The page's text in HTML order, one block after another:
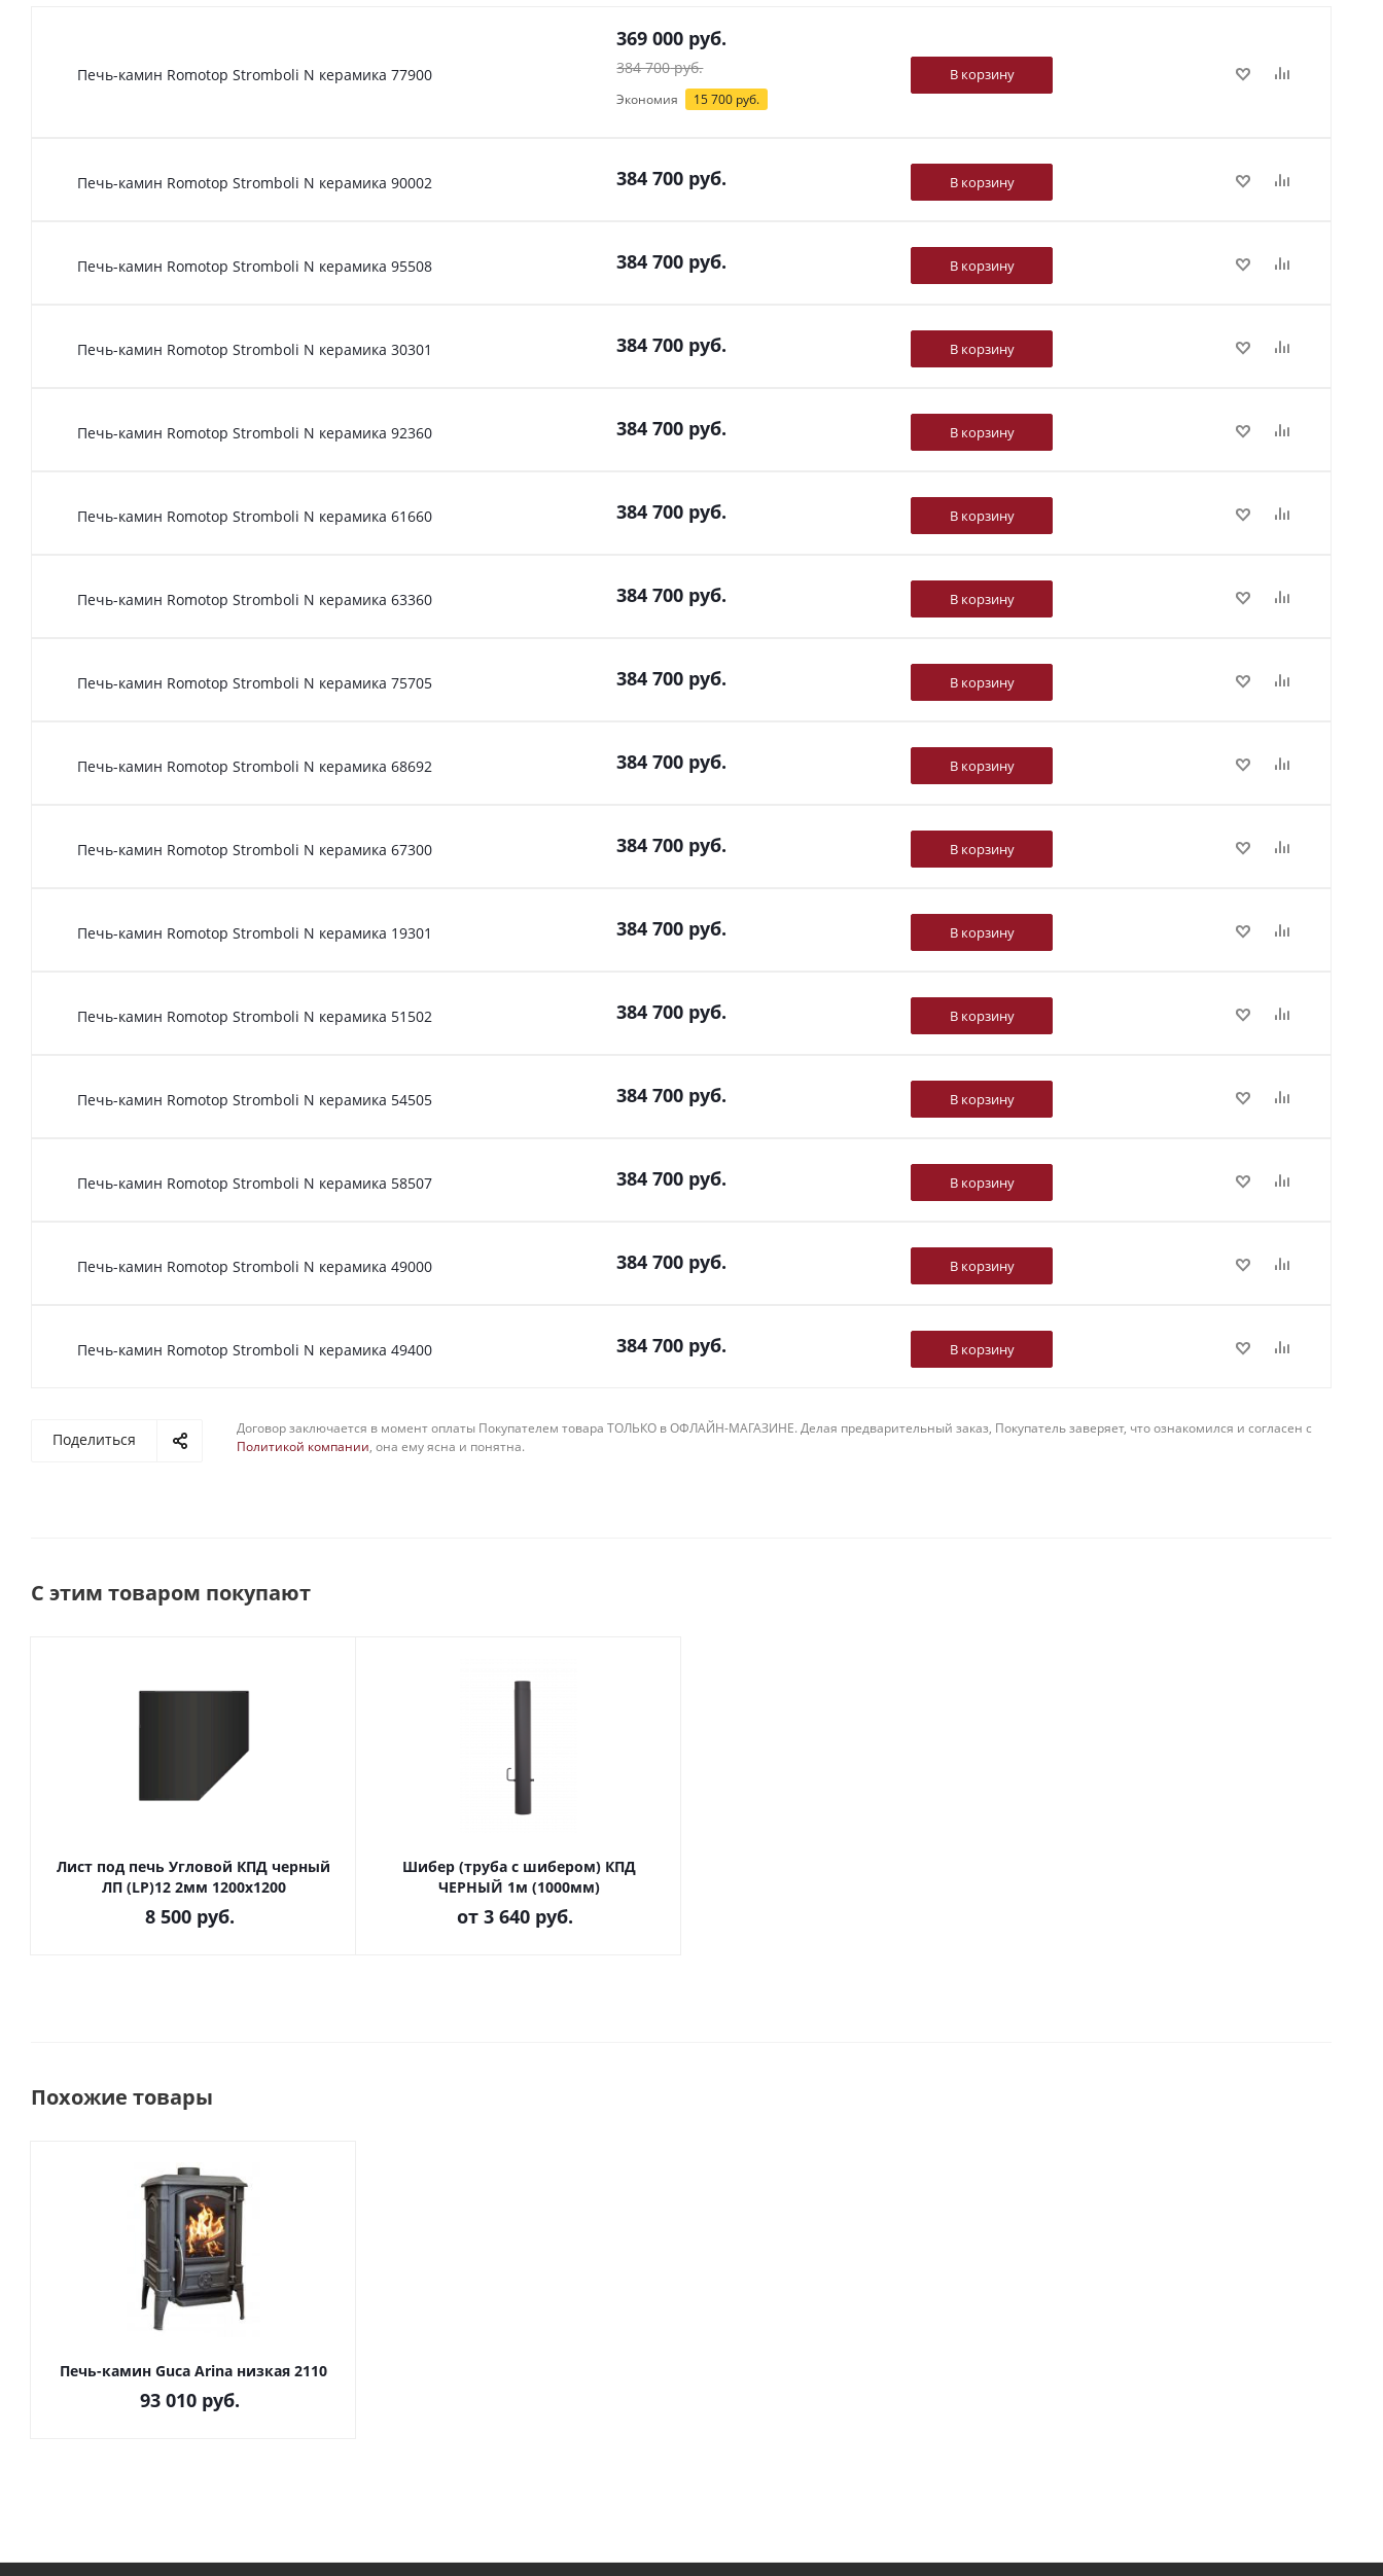
Печь-камин Romotop Stromboli N керамика 77900
369 000 руб.
384 700руб.
Экономия 15 700 руб.
В корзину
Печь-камин Romotop Stromboli N керамика 90002 384 700 руб. В корзину
Печь-камин Romotop Stromboli N керамика 95508 384 700 руб. В корзину
Печь-камин Romotop Stromboli N керамика 30301 384 700 руб. В корзину
Печь-камин Romotop Stromboli N керамика 92360 384 700 руб. В корзину
Печь-камин Romotop Stromboli N керамика 61660 384 700 руб. В корзину
Печь-камин Romotop Stromboli N керамика 63360 384 700 руб. В корзину
Печь-камин Romotop Stromboli N керамика 75705 384 700 руб. В корзину
Печь-камин Romotop Stromboli N керамика 68692 384 700 руб. В корзину
Печь-камин Romotop Stromboli N керамика 67300 384 700 руб. В корзину
Печь-камин Romotop Stromboli N керамика 19301 384 700 руб. В корзину
Печь-камин Romotop Stromboli N керамика 51502 384 700 руб. В корзину
Печь-камин Romotop Stromboli N керамика 54505 384 700 руб. В корзину
Печь-камин Romotop Stromboli N керамика 58507 384 700 руб. В корзину
Печь-камин Romotop Stromboli N керамика 49000 384 700 руб. В корзину
Печь-камин Romotop Stromboli N керамика 49400 384 700 руб. В корзину
Поделиться
Договор заключается в момент оплаты Покупателем товара ТОЛЬКО в ОФЛАЙН-МАГАЗИНЕ. Делая предварительный заказ, Покупатель заверяет, что ознакомился и согласен с
Политикой компании, она ему ясна и понятна.
С этим товаром покупают
Лист под печь Угловой КПД черный
ЛП (LP)12 2мм 1200х1200
8 500 руб.
Шибер (труба с шибером) КПД
ЧЕРНЫЙ 1м (1000мм)
от 3 640 руб.
Похожие товары
Печь-камин Guca Arina низкая 2110
93 010 руб.